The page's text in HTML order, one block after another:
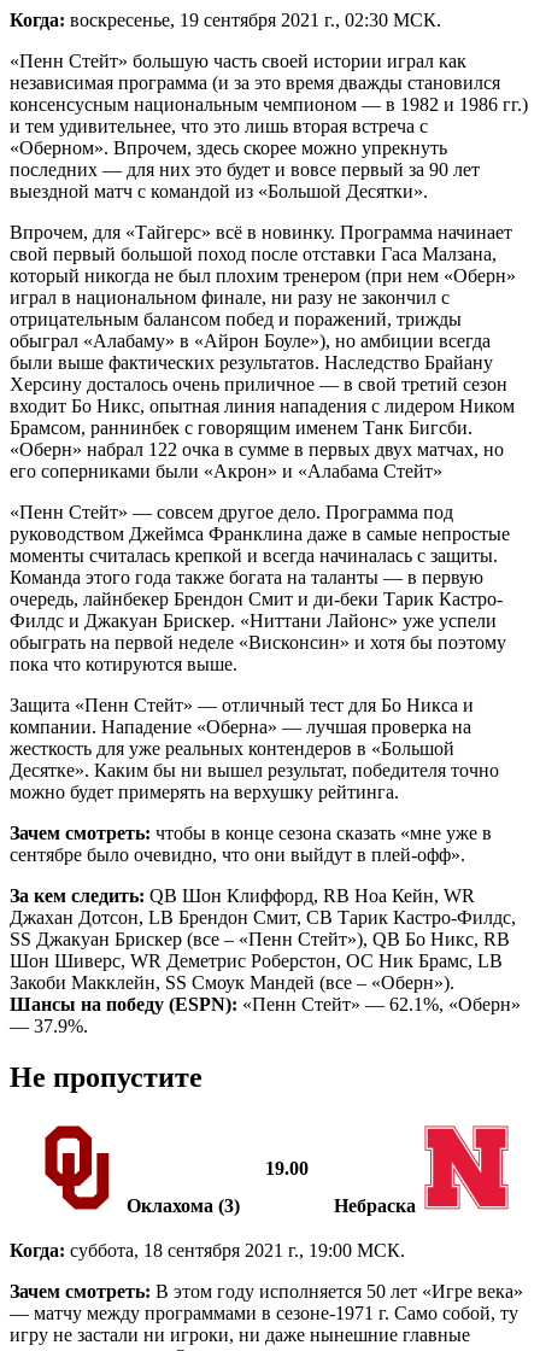
Когда: воскресенье, 19 сентября 2021 г., 02:30 МСК.
«Пенн Стейт» большую часть своей истории играл как
независимая программа (и за это время дважды становился
консенсусным национальным чемпионом — в 1982 и 1986 гг.)
и тем удивительнее, что это лишь вторая встреча с
«Оберном». Впрочем, здесь скорее можно упрекнуть
последних — для них это будет и вовсе первый за 90 лет
выездной матч с командой из «Большой Десятки».
Впрочем, для «Тайгерс» всё в новинку. Программа начинает
свой первый большой поход после отставки Гаса Малзана,
который никогда не был плохим тренером (при нем «Оберн»
играл в национальном финале, ни разу не закончил с
отрицательным балансом побед и поражений, трижды
обыграл «Алабаму» в «Айрон Боуле»), но амбиции всегда
были выше фактических результатов. Наследство Брайану
Херсину досталось очень приличное — в свой третий сезон
входит Бо Никс, опытная линия нападения с лидером Ником
Брамсом, раннинбек с говорящим именем Танк Бигсби.
«Оберн» набрал 122 очка в сумме в первых двух матчах, но
его соперниками были «Акрон» и «Алабама Стейт»
«Пенн Стейт» — совсем другое дело. Программа под
руководством Джеймса Франклина даже в самые непростые
моменты считалась крепкой и всегда начиналась с защиты.
Команда этого года также богата на таланты — в первую
очередь, лайнбекер Брендон Смит и ди-беки Тарик Кастро-
Филдс и Джакуан Брискер. «Ниттани Лайонс» уже успели
обыграть на первой неделе «Висконсин» и хотя бы поэтому
пока что котируются выше.
Защита «Пенн Стейт» — отличный тест для Бо Никса и
компании. Нападение «Оберна» — лучшая проверка на
жесткость для уже реальных контендеров в «Большой
Десятке». Каким бы ни вышел результат, победителя точно
можно будет примерять на верхушку рейтинга.
Зачем смотреть: чтобы в конце сезона сказать «мне уже в
сентябре было очевидно, что они выйдут в плей-офф».
За кем следить: QB Шон Клиффорд, RB Ноа Кейн, WR
Джахан Дотсон, LB Брендон Смит, CB Тарик Кастро-Филдс,
SS Джакуан Брискер (все – «Пенн Стейт»), QB Бо Никс, RB
Шон Шиверс, WR Деметрис Роберстон, OC Ник Брамс, LB
Закоби Макклейн, SS Смоук Мандей (все – «Оберн»).
Шансы на победу (ESPN): «Пенн Стейт» — 62.1%, «Оберн»
— 37.9%.
Не пропустите
Оклахома (3)
19.00
Небраска
Когда: суббота, 18 сентября 2021 г., 19:00 МСК.
Зачем смотреть: В этом году исполняется 50 лет «Игре века»
— матчу между программами в сезоне-1971 г. Само собой, ту
игру не застали ни игроки, ни даже нынешние главные